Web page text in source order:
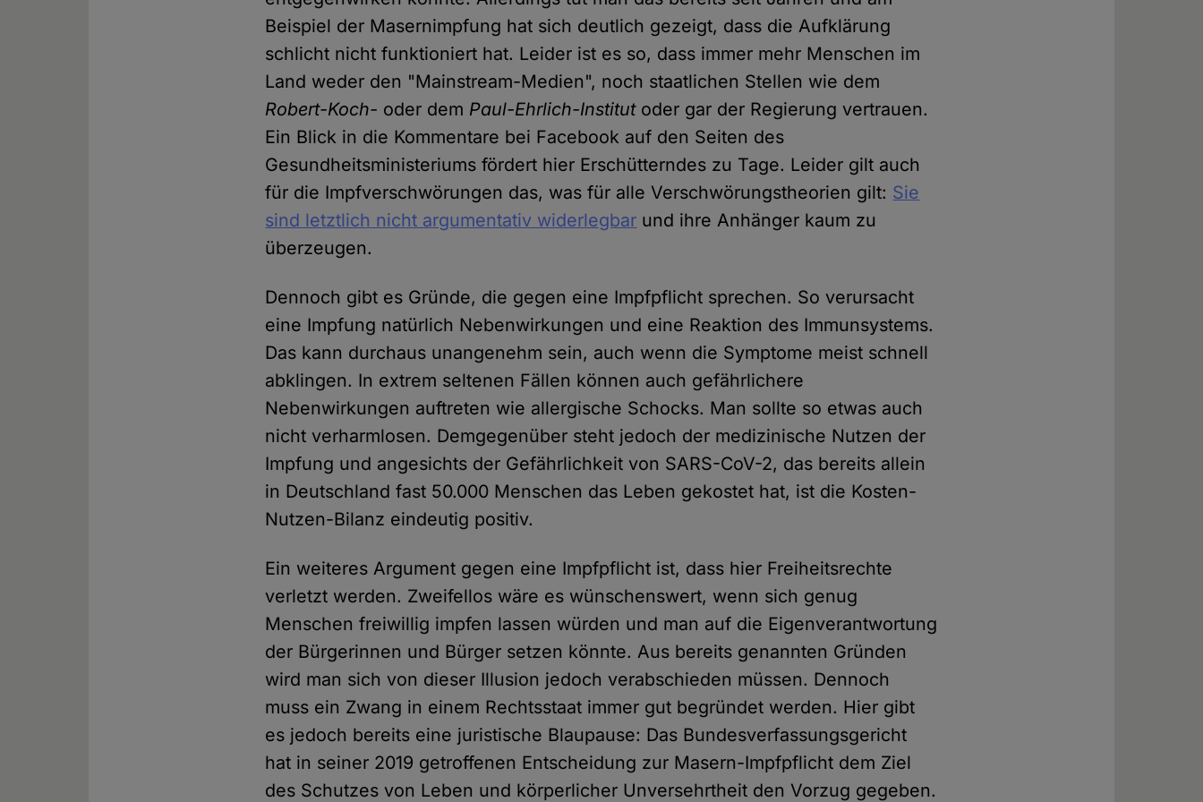
Beispiel der Masernimpfung hat sich deutlich gezeigt, dass die Aufklärung
schlicht nicht funktioniert hat. Leider ist es so, dass immer mehr Menschen im
Land weder den "Mainstream-Medien", noch staatlichen Stellen wie dem
Robert-Koch- oder dem Paul-Ehrlich-Institutoder gar der Regierung vertrauen.
Ein Blick in die Kommentare bei Facebook auf den Seiten des
Gesundheitsministeriums fördert hier Erschütterndes zu Tage. Leider gilt auch
für die Impfverschwörungen das, was für alle Verschwörungstheorien gilt: Sie
sind letztlich nicht argumentativ widerlegbar und ihre Anhänger kaum zu
überzeugen.
Dennoch gibt es Gründe, die gegen eine Impfpflicht sprechen. So verursacht
eine Impfung natürlich Nebenwirkungen und eine Reaktion des Immunsystems.
Das kann durchaus unangenehm sein, auch wenn die Symptome meist schnell
abklingen. In extrem seltenen Fällen können auch gefährlichere
Nebenwirkungen auftreten wie allergische Schocks. Man sollte so etwas auch
nicht verharmlosen. Demgegenüber steht jedoch der medizinische Nutzen der
Impfung und angesichts der Gefährlichkeit von SARS-CoV-2, das bereits allein
in Deutschland fast 50.000 Menschen das Leben gekostet hat, ist die Kosten-
Nutzen-Bilanz eindeutig positiv.
Ein weiteres Argument gegen eine Impfpflicht ist, dass hier Freiheitsrechte
verletzt werden. Zweifellos wäre es wünschenswert, wenn sich genug
Menschen freiwillig impfen lassen würden und man auf die Eigenverantwortung
der Bürgerinnen und Bürger setzen könnte. Aus bereits genannten Gründen
wird man sich von dieser Illusion jedoch verabschieden müssen. Dennoch
muss ein Zwang in einem Rechtsstaat immer gut begründet werden. Hier gibt
es jedoch bereits eine juristische Blaupause: Das Bundesverfassungsgericht
hat in seiner 2019 getroffenen Entscheidung zur Masern-Impfpflicht dem Ziel
des Schutzes von Leben und körperlicher Unversehrtheit den Vorzug gegeben.